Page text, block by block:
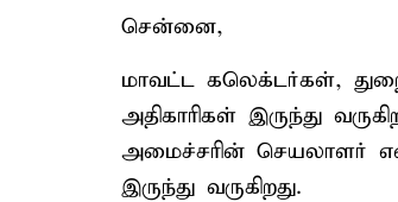
சென்னை,
மாவட்ட கலெக்டர்கள்,
அதிகாரிகள் இருந்து
அமைச்சரின் செயலாளர்
இருந்து வருகிறது.